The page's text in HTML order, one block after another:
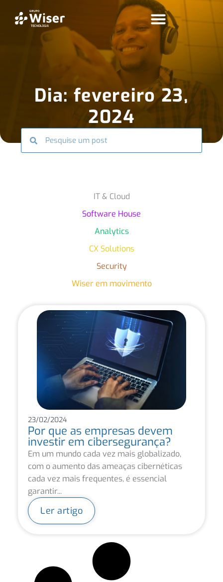
Dia: fevereiro 23,
2024
IT & Cloud
Software House
Analytics
CX Solutions
Security
Wiser em movimento
23/02/2024
Por que as empresas devem
investir em cibersegurança?
Em um mundo cada vez mais globalizado,
com o aumento das ameaças cibernéticas
cada vez mais frequentes, é essencial
garantir...
Ler artigo